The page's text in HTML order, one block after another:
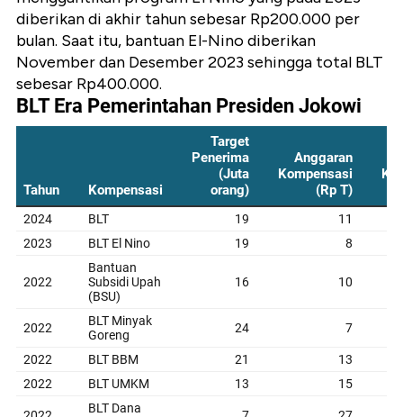
diberikan di akhir tahun sebesar Rp200.000 per
bulan. Saat itu, bantuan El-Nino diberikan
November dan Desember 2023 sehingga total BLT
sebesar Rp400.000.